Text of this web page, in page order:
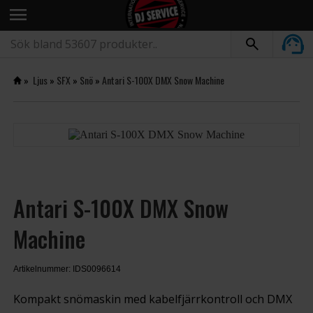
menu
» Ljus » SFX » Snö» Antari S-100X DMX Snow Machine
Antari S-100X DMX Snow
Machine
Artikelnummer: IDS0096614
Kompakt snömaskin med kabelfjärrkontroll och DMX